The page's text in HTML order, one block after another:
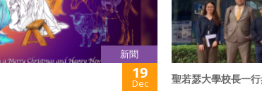
新聞
19
Dec 聖若瑟大學校長一